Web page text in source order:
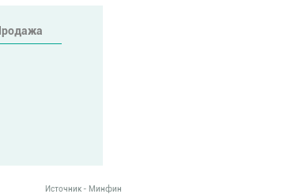
Источник - Минфин